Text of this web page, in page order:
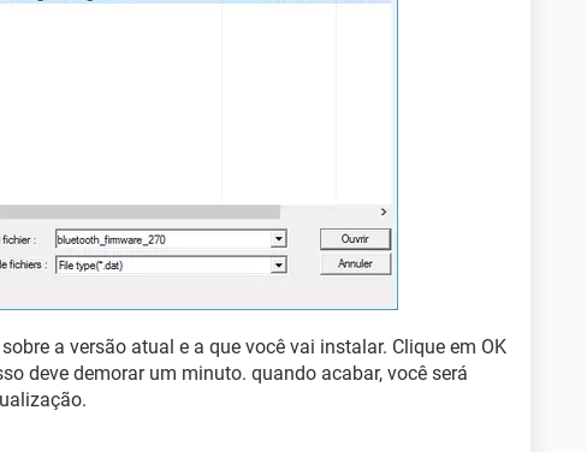
a versão atual e a que você vai instalar. Clique em OK
deve demorar um minuto. quando acabar, você será